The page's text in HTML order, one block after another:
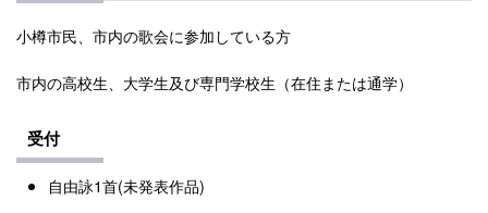
小樽市民、市内の歌会に参加している方
市内の高校生、大学生及び専門学校生（在住または通学）
受付
自由詠1首(未発表作品)